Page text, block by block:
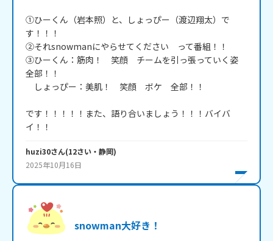
①ひーくん（岩本照）と、しょっぴー（渡辺翔太）で
す！！！
②それsnowmanにやらせてください　って番組！！
③ひーくん：筋肉！　笑顔　チームを引っ張っていく姿
全部！！
しょっぴー：美肌！　笑顔　ボケ　全部！！
です！！！！！また、語り合いましょう！！！バイバ
イ！！
huzi30さん(12さい・ 静岡)
2025年10月16日
snowman大好き！